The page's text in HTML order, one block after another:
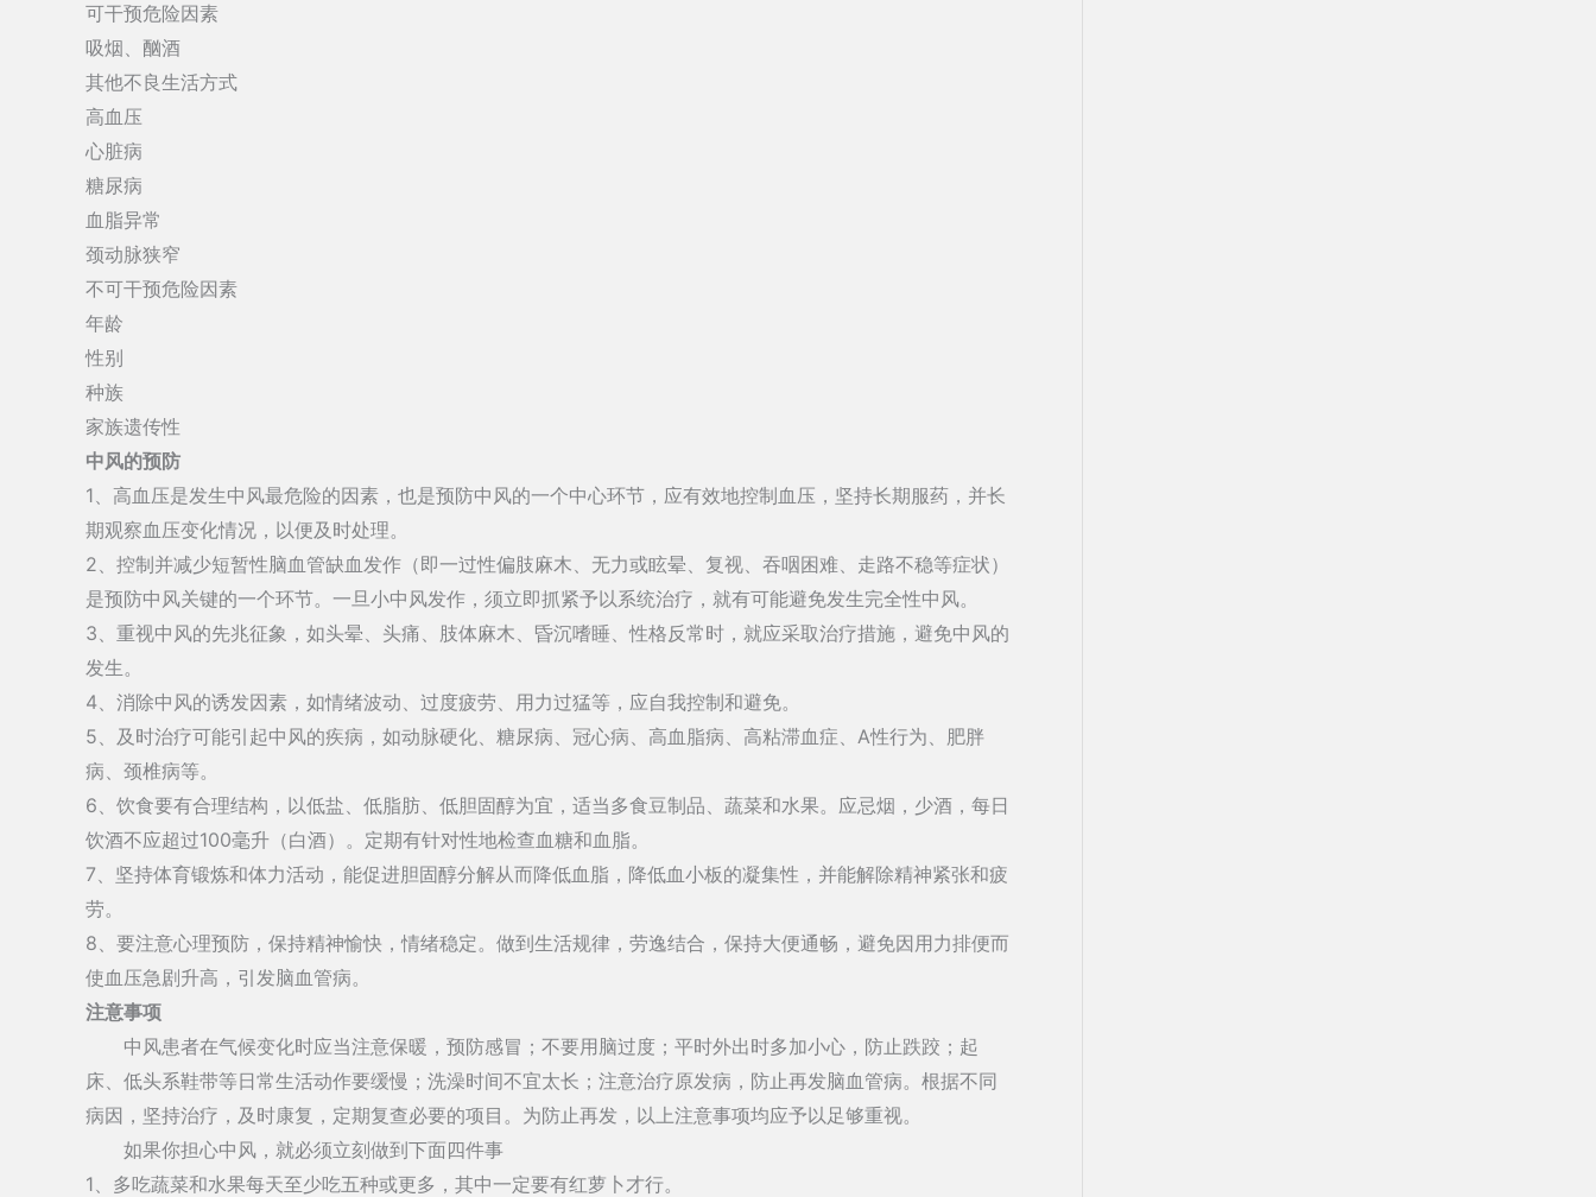
可干预危险因素
吸烟、酗酒
其他不良生活方式
高血压
心脏病
糖尿病
血脂异常
颈动脉狭窄
不可干预危险因素
年龄
性别
种族
家族遗传性
中风的预防
1、高血压是发生中风最危险的因素，也是预防中风的一个中心环节，应有效地控制血压，坚持长期服药，并长
期观察血压变化情况，以便及时处理。
2、控制并减少短暂性脑血管缺血发作（即一过性偏肢麻木、无力或眩晕、复视、吞咽困难、走路不稳等症状）
是预防中风关键的一个环节。一旦小中风发作，须立即抓紧予以系统治疗，就有可能避免发生完全性中风。
3、重视中风的先兆征象，如头晕、头痛、肢体麻木、昏沉嗜睡、性格反常时，就应采取治疗措施，避免中风的
发生。
4、消除中风的诱发因素，如情绪波动、过度疲劳、用力过猛等，应自我控制和避免。
5、及时治疗可能引起中风的疾病，如动脉硬化、糖尿病、冠心病、高血脂病、高粘滞血症、A性行为、肥胖
病、颈椎病等。
6、饮食要有合理结构，以低盐、低脂肪、低胆固醇为宜，适当多食豆制品、蔬菜和水果。应忌烟，少酒，每日
饮酒不应超过100毫升（白酒）。定期有针对性地检查血糖和血脂。
7、坚持体育锻炼和体力活动，能促进胆固醇分解从而降低血脂，降低血小板的凝集性，并能解除精神紧张和疲
劳。
8、要注意心理预防，保持精神愉快，情绪稳定。做到生活规律，劳逸结合，保持大便通畅，避免因用力排便而
使血压急剧升高，引发脑血管病。
注意事项
中风患者在气候变化时应当注意保暖，预防感冒；不要用脑过度；平时外出时多加小心，防止跌跤；起
床、低头系鞋带等日常生活动作要缓慢；洗澡时间不宜太长；注意治疗原发病，防止再发脑血管病。根据不同
病因，坚持治疗，及时康复，定期复查必要的项目。为防止再发，以上注意事项均应予以足够重视。
如果你担心中风，就必须立刻做到下面四件事
1、多吃蔬菜和水果每天至少吃五种或更多，其中一定要有红萝卜才行。